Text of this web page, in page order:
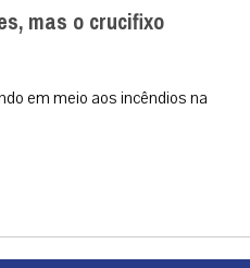
mas o crucifixo
em meio aos incêndios na